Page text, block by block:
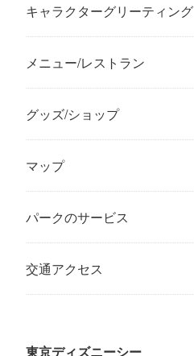
キャラクターグリーティング
メニュー/レストラン
グッズ/ショップ
マップ
パークのサービス
交通アクセス
東京ディズニーシー